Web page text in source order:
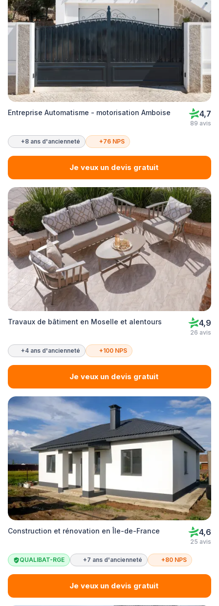
Entreprise Automatisme - motorisation Amboise 4,7
89 avis
+8 ans d'ancienneté +76 NPS
Je veux un devis gratuit
Travaux de bâtiment en Moselle et alentours 4,9
26 avis
+4 ans d'ancienneté +100 NPS
Je veux un devis gratuit
Construction et rénovation en Île-de-France 4,6
25 avis
QUALIBAT-RGE +7 ans d'ancienneté +80 NPS
Je veux un devis gratuit